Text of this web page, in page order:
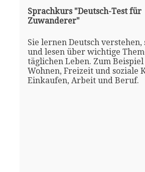
Sprachkurs "Deutsch-Test für
Zuwanderer"
Sie lernen Deutsch verstehen,
und lesen über wichtige
täglichen Leben. Zum
Wohnen, Freizeit und soziale
Einkaufen, Arbeit und Beruf.